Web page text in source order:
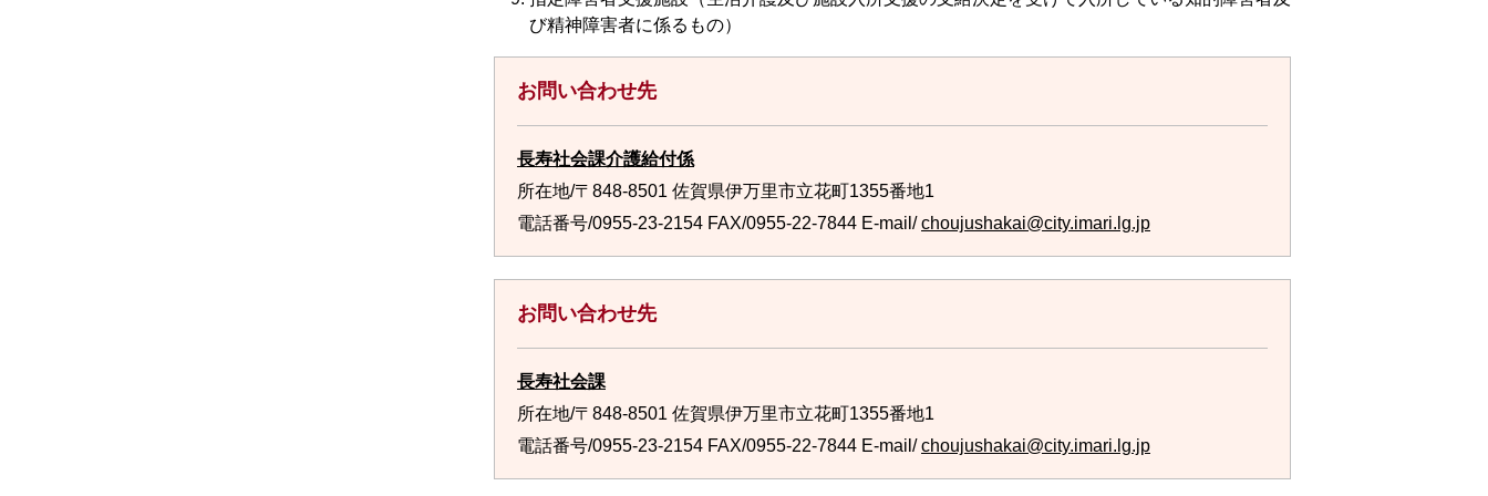
び精神障害者に係るもの）
お問い合わせ先
長寿社会課介護給付係
所在地/〒848-8501 佐賀県伊万里市立花町1355番地1
電話番号/0955-23-2154 FAX/0955-22-7844 E-mail/choujushakai@city.imari.lg.jp
お問い合わせ先
長寿社会課
所在地/〒848-8501 佐賀県伊万里市立花町1355番地1
電話番号/0955-23-2154 FAX/0955-22-7844 E-mail/choujushakai@city.imari.lg.jp